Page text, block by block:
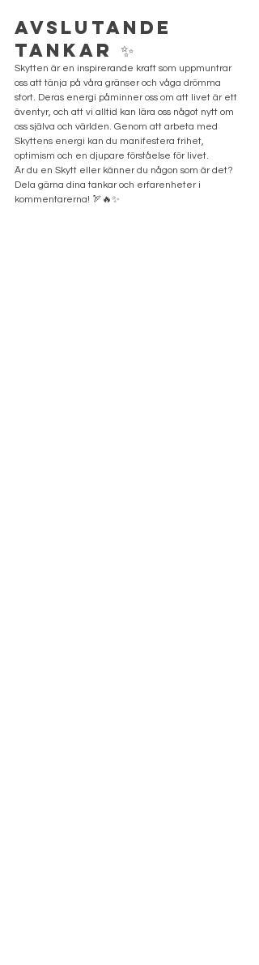
Avslutande
Tankar ✨
Skytten är en inspirerande kraft som uppmuntrar
oss att tänja på våra gränser och våga drömma
stort. Deras energi påminner oss om att livet är ett
äventyr, och att vi alltid kan lära oss något nytt om
oss själva och världen. Genom att arbeta med
Skyttens energi kan du manifestera frihet,
optimism och en djupare förståelse för livet.
Är du en Skytt eller känner du någon som är det?
Dela gärna dina tankar och erfarenheter i
kommentarerna! 🏹🔥✨